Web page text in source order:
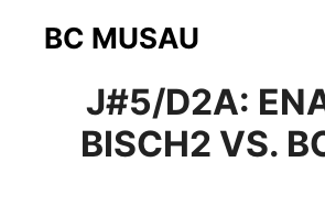
BC MUSAU
J#5/D2A:
BISCH2 VS.